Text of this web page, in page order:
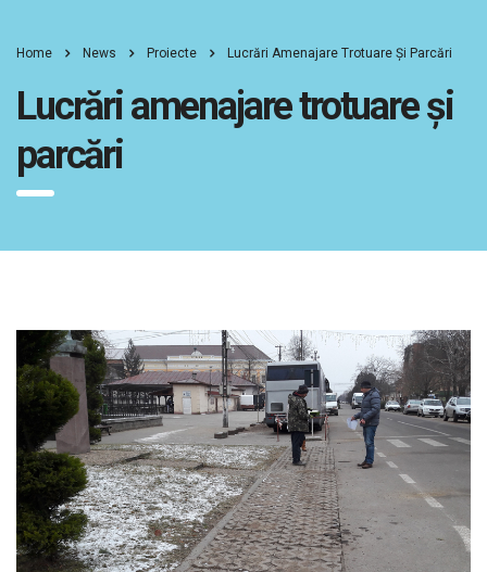
Home News Proiecte Lucrări Amenajare Trotuare Și Parcări
Lucrări amenajare trotuare și
parcări